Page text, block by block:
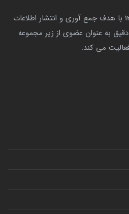
مرجع حقوقی ایران از سال 1394 با هدف جمع آوری و انتشار اطلاعات
به عنوان عضوی از زیر مجموعه
می کند.